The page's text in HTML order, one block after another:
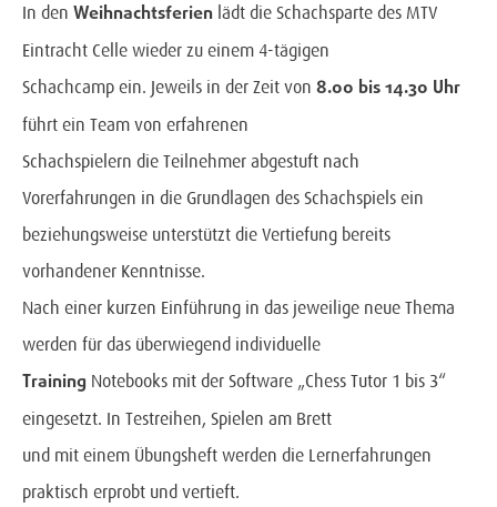
In den Weihnachtsferien lädt die Schachsparte des MTV
Eintracht Celle wieder zu einem 4-tägigen
Schachcamp ein. Jeweils in der Zeit von 8.00 bis 14.30 Uhr
führt ein Team von erfahrenen
Schachspielern die Teilnehmer abgestuft nach
Vorerfahrungen in die Grundlagen des Schachspiels ein
beziehungsweise unterstützt die Vertiefung bereits
vorhandener Kenntnisse.
Nach einer kurzen Einführung in das jeweilige neue Thema
werden für das überwiegend individuelle
Training Notebooks mit der Software „Chess Tutor 1 bis 3“
eingesetzt. In Testreihen, Spielen am Brett
und mit einem Übungsheft werden die Lernerfahrungen
praktisch erprobt und vertieft.